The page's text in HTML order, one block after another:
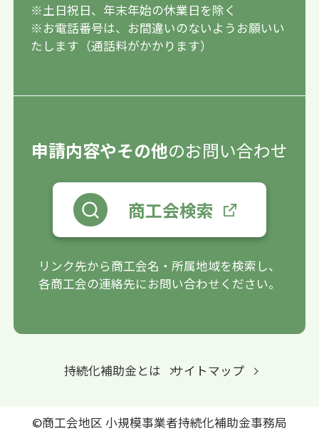
※土日祝日、年末年始の休業日を除く
※お電話番号は、お間違いのないようお願いい
たします（通話料がかかります）
申請内容やその他のお問い合わせ
商工会検索
リンク先から商工会名・所属地域を検索し、
各商工会の連絡先にお問い合わせください。
持続化補助金とは サイトマップ
©商工会地区 小規模事業者持続化補助金事務局